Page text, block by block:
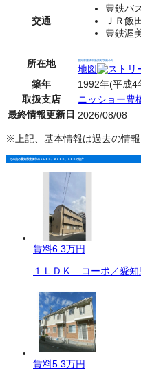
交通
豊鉄バ
ＪＲ飯
豊鉄渥
所在地 愛知県豊橋市新栄町字南小向
地図
築年
1992年(平成4
取扱支店
ニッショー豊
最終情報更新日 2026/08/08
※上記、基本情報は過去の情報
その他の愛知県豊橋市の１ＬＤＫ、２ＬＤＫ、３ＤＫの物件
賃料6.3万円
１ＬＤＫ コーポ／愛知
賃料5.3万円